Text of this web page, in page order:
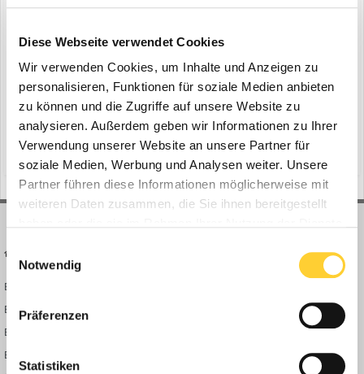
Diese Webseite verwendet Cookies
Wir verwenden Cookies, um Inhalte und Anzeigen zu
personalisieren, Funktionen für soziale Medien anbieten
zu können und die Zugriffe auf unsere Website zu
analysieren. Außerdem geben wir Informationen zu Ihrer
Verwendung unserer Website an unsere Partner für
soziale Medien, Werbung und Analysen weiter. Unsere
Partner führen diese Informationen möglicherweise mit
weiteren Daten zusammen, die Sie ihnen bereitgestellt
Einwilligungsauswahl
Notwendig
Präferenzen
Statistiken
ein Thema erstellte Bauforum24 inNews aus der
Puttgarden|Rødbyhavn (Dänemark) - Beim Bau des 18 Kilometer
langen Fehmarnbelt-Tunnels setzen die Projektverantwortlichen
auf über 20 leistungsstarke Liebherr-Turmdrehkrane, von denen
viele auf Schienen montiert sind und so maximale Flexibilität
gewährleisten. Besonders die robusten Liebherr Drehwer...
15. September 2025
liebherr liebherr-werk biberach (und 9 weitere)
Bauforum24 News
Bauforum24 TV
BF24 Mediathek
BF24 Fotostrecken